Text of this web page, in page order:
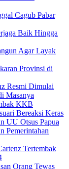
Cagub Pabar
Baik Hingga
Agar Layak
Provinsi di
Resmi Dimulai
Masanya
KKB
Bereaksi Keras
UU Otsus Papua
Pemerintahan
Tertembak
Orang Tewas